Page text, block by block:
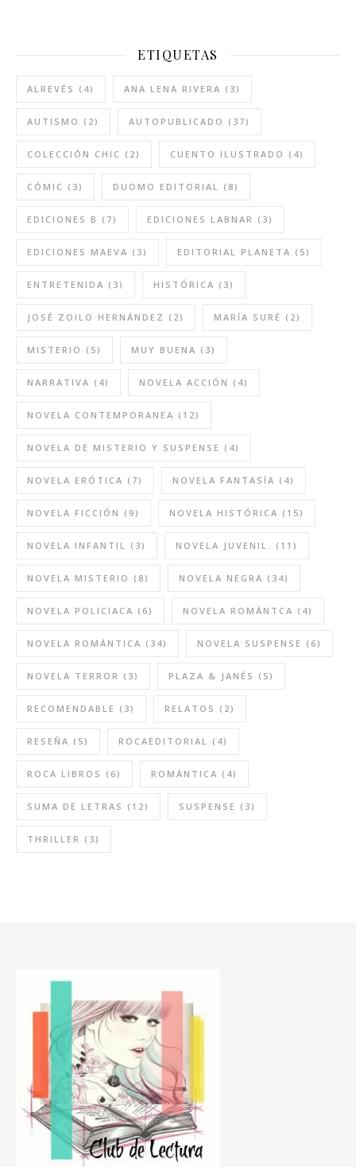
ETIQUETAS
ALREVÉS (4) ANA LENA RIVERA (3)
AUTISMO (2) AUTOPUBLICADO (37)
COLECCIÓN CHIC (2) CUENTO ILUSTRADO (4)
CÓMIC (3) DUOMO EDITORIAL (8)
EDICIONES B (7) EDICIONES LABNAR (3)
EDICIONES MAEVA (3) EDITORIAL PLANETA (5)
ENTRETENIDA (3) HISTÓRICA (3)
JOSÉ ZOILO HERNÁNDEZ (2) MARÍA SURÉ (2)
MISTERIO (5) MUY BUENA (3)
NARRATIVA (4) NOVELA ACCIÓN (4)
NOVELA CONTEMPORANEA (12)
NOVELA DE MISTERIO Y SUSPENSE (4)
NOVELA ERÓTICA (7) NOVELA FANTASÍA (4)
NOVELA FICCIÓN (9) NOVELA HISTÓRICA (15)
NOVELA INFANTIL (3) NOVELA JUVENIL. (11)
NOVELA MISTERIO (8) NOVELA NEGRA (34)
NOVELA POLICIACA (6) NOVELA ROMÁNTCA (4)
NOVELA ROMÁNTICA (34) NOVELA SUSPENSE (6)
NOVELA TERROR (3) PLAZA & JANÉS (5)
RECOMENDABLE (3) RELATOS (2)
RESEÑA (5) ROCAEDITORIAL (4)
ROCA LIBROS (6) ROMÁNTICA (4)
SUMA DE LETRAS (12) SUSPENSE (3)
THRILLER (3)